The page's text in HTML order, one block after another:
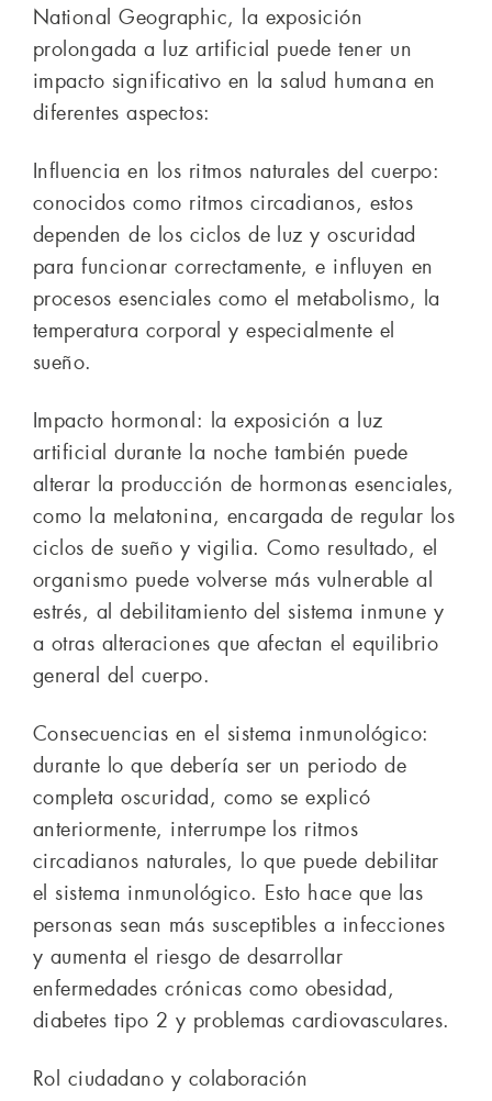
National Geographic, la exposición
prolongada a luz artificial puede tener un
impacto significativo en la salud humana en
diferentes aspectos:
Influencia en los ritmos naturales del cuerpo:
conocidos como ritmos circadianos, estos
dependen de los ciclos de luz y oscuridad
para funcionar correctamente, e influyen en
procesos esenciales como el metabolismo, la
temperatura corporal y especialmente el
sueño.
Impacto hormonal: la exposición a luz
artificial durante la noche también puede
alterar la producción de hormonas esenciales,
como la melatonina, encargada de regular los
ciclos de sueño y vigilia. Como resultado, el
organismo puede volverse más vulnerable al
estrés, al debilitamiento del sistema inmune y
a otras alteraciones que afectan el equilibrio
general del cuerpo.
Consecuencias en el sistema inmunológico:
durante lo que debería ser un periodo de
completa oscuridad, como se explicó
anteriormente, interrumpe los ritmos
circadianos naturales, lo que puede debilitar
el sistema inmunológico. Esto hace que las
personas sean más susceptibles a infecciones
y aumenta el riesgo de desarrollar
enfermedades crónicas como obesidad,
diabetes tipo 2 y problemas cardiovasculares.
Rol ciudadano y colaboración